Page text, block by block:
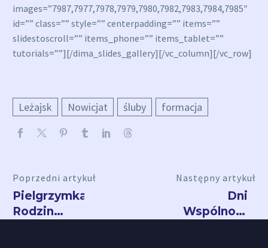
images=”7987,7977,7978,7979,7980,7982,7983,7984,7985″
id=”” class=”” style=”” centerpadding=”” items=””
slidestoscroll=”” items_phone=”” items_tablet=””
tutorials=””][/dima_slides_gallery][/vc_column][/vc_row]
Leżajsk Nowicjat śluby formacja
Poprzedni artykuł
Pielgrzymka
Rodzin
Następny artykuł
Dni
Wspólnoty